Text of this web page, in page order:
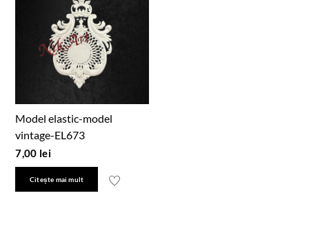
Model elastic-model
vintage-EL673
7,00 lei
Citește mai mult